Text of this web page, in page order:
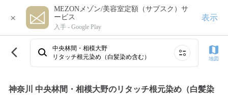
×
MEZONメゾン/美容室定額（サブスク）サ
ービス
入手 - Google Play
表示
中央林間・相模大野
リタッチ根元染め（白髪染め含む）
地図
神奈川 中央林間・相模大野のリタッチ根元染め（白髪染